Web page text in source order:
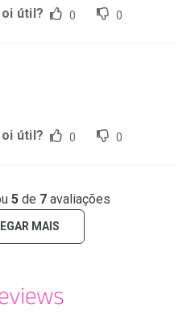
útil? 0 0
útil? 0 0
5 de 7 avaliações
MAIS